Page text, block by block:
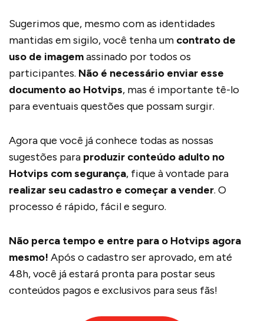
Sugerimos que, mesmo com as identidades
mantidas em sigilo, você tenha um contrato de
uso de imagemassinado por todos os
participantes. Não é necessário enviar esse
documento ao Hotvips, mas é importante tê-lo
para eventuais questões que possam surgir.
Agora que você já conhece todas as nossas
sugestões para produzir conteúdo adulto no
Hotvips com segurança, fique à vontade para
realizar seu cadastro e começar a vender. O
processo é rápido, fácil e seguro.
Não perca tempo e entre para o Hotvips agora
mesmo! Após o cadastro ser aprovado, em até
48h, você já estará pronta para postar seus
conteúdos pagos e exclusivos para seus fãs!